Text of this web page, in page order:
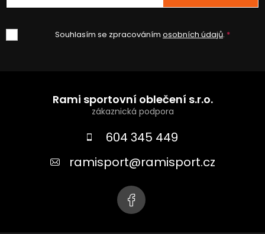
Souhlasím se zpracováním osobních údajů.
Rami sportovní oblečení s.r.o.
604 345 449
ramisport@ramisport.cz